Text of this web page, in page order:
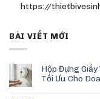
https://
BÀI VIẾT MỚI
Hộp Đựng
Tối Ưu Cho